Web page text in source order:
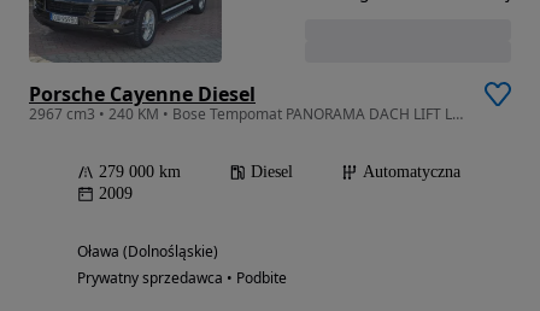
Porsche Cayenne Diesel
2967 cm3 • 240 KM • Bose Tempomat PANORAMA DACH LIFT Ledy Hak Xenon Super Stan Webasto
279 000 km Diesel
Automatyczna
2009
Oława (Dolnośląskie)
Prywatny sprzedawca • Podbite